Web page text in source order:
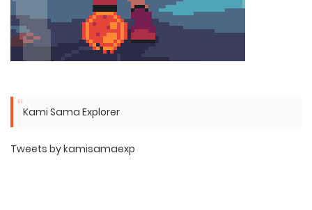
Kami Sama Explorer
Tweets by kamisamaexp